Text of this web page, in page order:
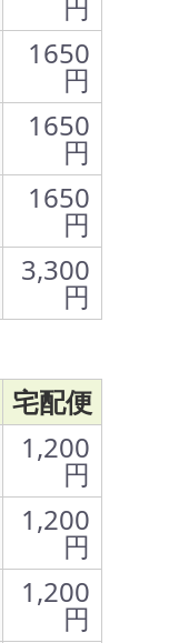
1650
円
1650
円
1650
円
3,300
円
宅配便
1,200
円
1,200
円
1,200
円